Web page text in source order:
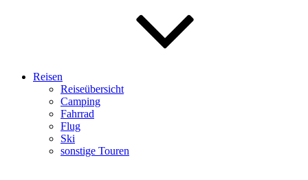
Reisen
Reiseübersicht
Camping
Fahrrad
Flug
Ski
sonstige Touren